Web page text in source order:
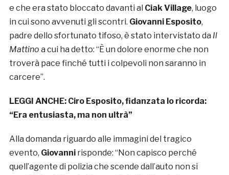
e che era stato bloccato davanti al Ciak Village, luogo
in cui sono avvenuti gli scontri. Giovanni Esposito,
padre dello sfortunato tifoso, è stato intervistato da Il
Mattino a cui ha detto: “È un dolore enorme che non
troverà pace finché tutti i colpevoli non saranno in
carcere”.
LEGGI ANCHE: Ciro Esposito, fidanzata lo ricorda:
“Era entusiasta, ma non ultrà”
Alla domanda riguardo alle immagini del tragico
evento, Giovannirisponde: “Non capisco perché
quell’agente di polizia che scende dall’auto non si